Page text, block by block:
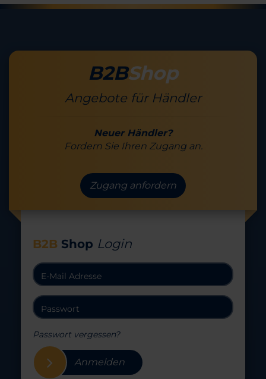
B2BShop
Angebote für Händler
Neuer Händler?
Fordern Sie Ihren Zugang an.
Zugang anfordern
B2B Shop Login
Passwort vergessen?
Anmelden